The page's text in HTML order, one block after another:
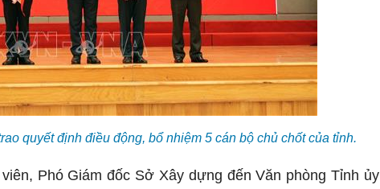
quyết định điều động, bổ nhiệm 5 cán bộ chủ chốt của tỉnh.
Phó Giám đốc Sở Xây dựng đến Văn phòng Tỉnh ủy